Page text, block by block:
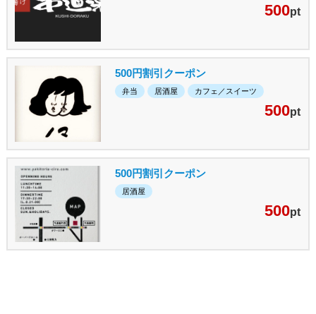
500pt
500円割引クーポン
弁当 居酒屋 カフェ／スイーツ
500pt
500円割引クーポン
居酒屋
500pt